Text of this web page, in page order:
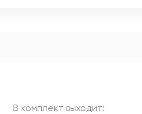
памятники
В комплект выходит: